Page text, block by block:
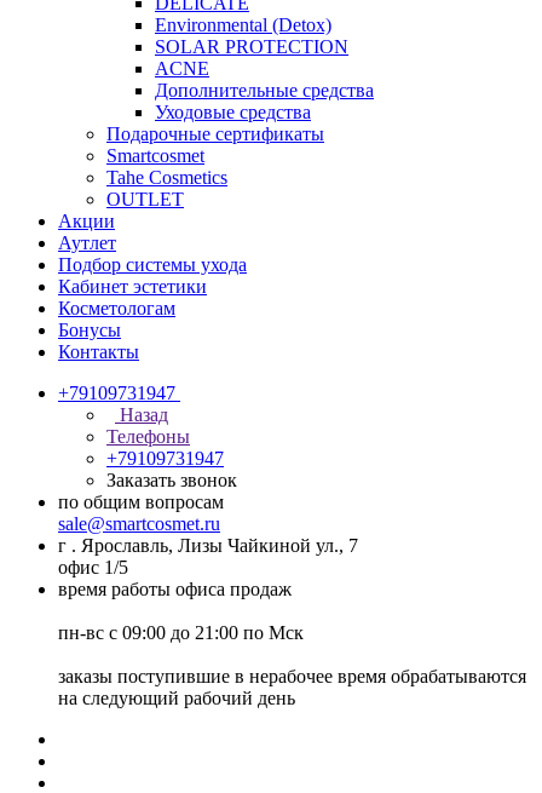
Environmental (Detox)
SOLAR PROTECTION
АCNE
Дополнительные средства
Уходовые средства
Подарочные сертификаты
Smartcosmet
Tahe Cosmetics
OUTLET
Акции
Аутлет
Подбор системы ухода
Кабинет эстетики
Косметологам
Бонусы
Контакты
+79109731947
Назад
Телефоны
+79109731947
Заказать звонок
по общим вопросам
sale@smartcosmet.ru
г . Ярославль, Лизы Чайкиной ул., 7
офис 1/5
время работы офиса продаж
пн-вс с 09:00 до 21:00 по Мск
заказы поступившие в нерабочее время обрабатываются
на следующий рабочий день